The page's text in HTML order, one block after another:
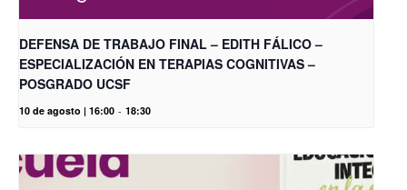
DEFENSA DE TRABAJO FINAL – EDITH FÁLICO –
ESPECIALIZACIÓN EN TERAPIAS COGNITIVAS –
POSGRADO UCSF
10 de agosto | 16:00 - 18:30